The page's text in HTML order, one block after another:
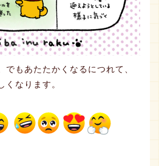
でもあたたかくなるにつれて、
くなります。